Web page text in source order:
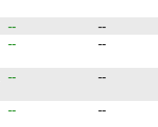
--
--
-- --
-- --
-- --